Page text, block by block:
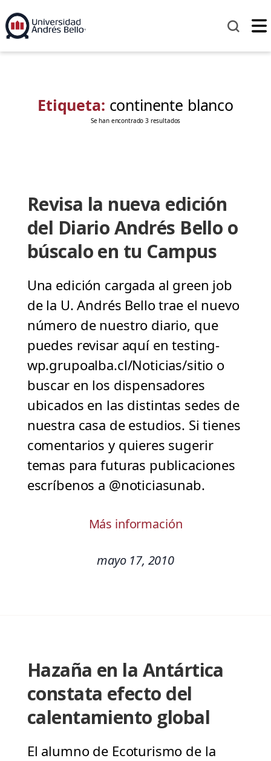
Etiqueta: continente blanco
Se han encontrado 3 resultados
Revisa la nueva edición
del Diario Andrés Bello o
búscalo en tu Campus
Una edición cargada al green job
de la U. Andrés Bello trae el nuevo
número de nuestro diario, que
puedes revisar aquí en testing-
wp.grupoalba.cl/Noticias/sitio o
buscar en los dispensadores
ubicados en las distintas sedes de
nuestra casa de estudios. Si tienes
comentarios y quieres sugerir
temas para futuras publicaciones
escríbenos a @noticiasunab.
Más información
mayo 17, 2010
Hazaña en la Antártica
constata efecto del
calentamiento global
El alumno de Ecoturismo de la